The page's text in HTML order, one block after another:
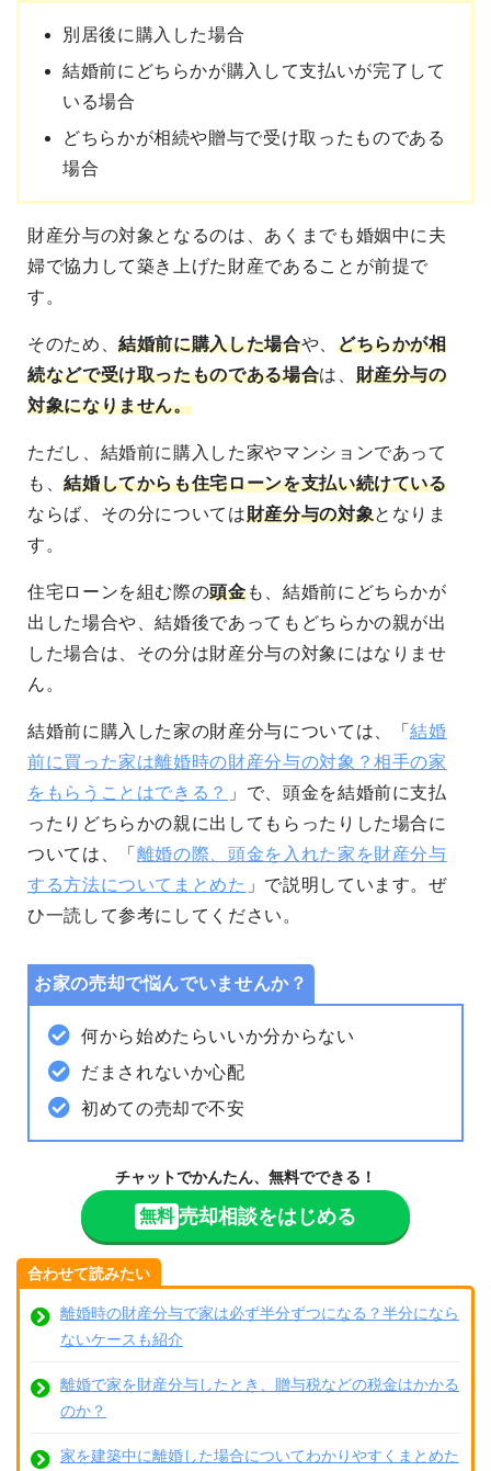
別居後に購入した場合
結婚前にどちらかが購入して支払いが完了して
いる場合
どちらかが相続や贈与で受け取ったものである
場合
財産分与の対象となるのは、あくまでも婚姻中に夫
婦で協力して築き上げた財産であることが前提で
す。
そのため、結婚前に購入した場合や、 どちらかが相
続などで受け取ったものである場合は、 財産分与の
対象になりません。
ただし、結婚前に購入した家やマンションであって
も、結婚してからも住宅ローンを支払い続けている
ならば、その分については財産分与の対象となりま
す。
住宅ローンを組む際の頭金も、結婚前にどちらかが
出した場合や、結婚後であってもどちらかの親が出
した場合は、その分は財産分与の対象にはなりませ
ん。
結婚前に購入した家の財産分与については、「結婚
前に買った家は離婚時の財産分与の対象？相手の家
をもらうことはできる？ 」で、頭金を結婚前に支払
ったりどちらかの親に出してもらったりした場合に
ついては、「 離婚の際、頭金を入れた家を財産分与
する方法についてまとめた 」で説明しています。ぜ
ひ一読して参考にしてください。
お家の売却で悩んでいませんか？
何から始めたらいいか分からない
だまされないか心配
初めての売却で不安
チャットでかんたん、無料でできる！
無料 売却相談をはじめる
合わせて読みたい
離婚時の財産分与で家は必ず半分ずつになる？半分になら
ないケースも紹介
離婚で家を財産分与したとき、贈与税などの税金はかかる
のか？
家を建築中に離婚した場合についてわかりやすくまとめた